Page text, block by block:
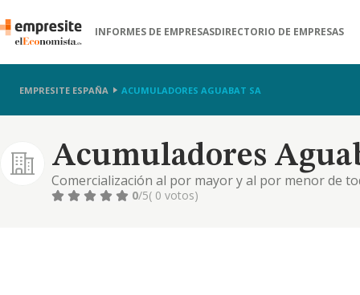
INFORMES DE EMPRESASDIRECTORIO DE EMPRESAS
EMPRESITE ESPAÑA ACUMULADORES AGUABAT SA
Acumuladores
Comercialización al por mayor y al por menor de
uso.
0/5( 0 votos)